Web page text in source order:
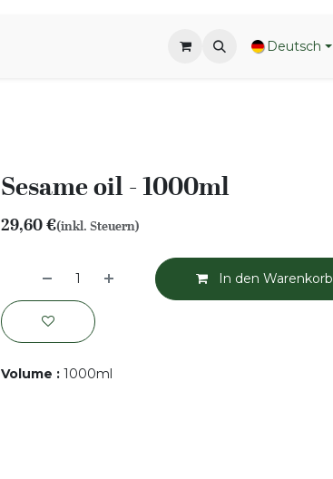
Deutsch
Sesame oil - 1000ml
29,60€(inkl. Steuern)
In den Warenkorb
Volume : 1000ml